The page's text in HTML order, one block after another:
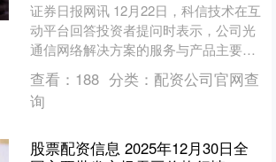
证券日报网讯 12月22日，科信技术在互
动平台回答投资者提问时表示，公司光
通信网络解决方案的服务与产品主要用
于固网传输等，占公司销售收入比例较
低，具体业务收入金....
查看： 188 分类： 配资公司官网查
询
股票配资信息 2025年12月30日全